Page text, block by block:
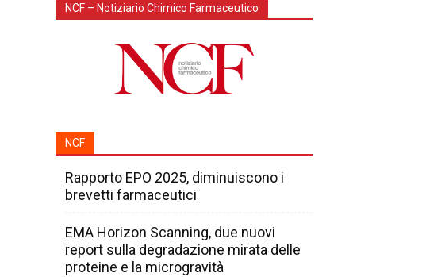
NCF – Notiziario Chimico Farmaceutico
NCF
Rapporto EPO 2025, diminuiscono i
brevetti farmaceutici
EMA Horizon Scanning, due nuovi
report sulla degradazione mirata delle
proteine e la microgravità